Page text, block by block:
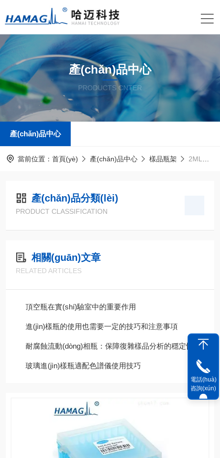
產(chǎn)品中心
PRODUCTS CNTER
產(chǎn)品中心
當前位置： 首頁(yè) 產(chǎn)品中心 樣品瓶架 2ML樣品瓶冷藏盒
產(chǎn)品分類(lèi)
PRODUCT CLASSIFICATION
相關(guān)文章
RELATED ARTICLES
頂空瓶在實(shí)驗室中的重要作用
進(jìn)樣瓶的使用也需要一定的技巧和注意事項
耐腐蝕流動(dòng)相瓶：保障復雜樣品分析的穩定性
玻璃進(jìn)樣瓶適配色譜儀使用技巧
電話(huà)
咨詢(xún)